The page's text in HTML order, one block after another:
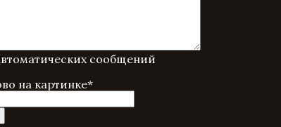
сообщений
на картинке*